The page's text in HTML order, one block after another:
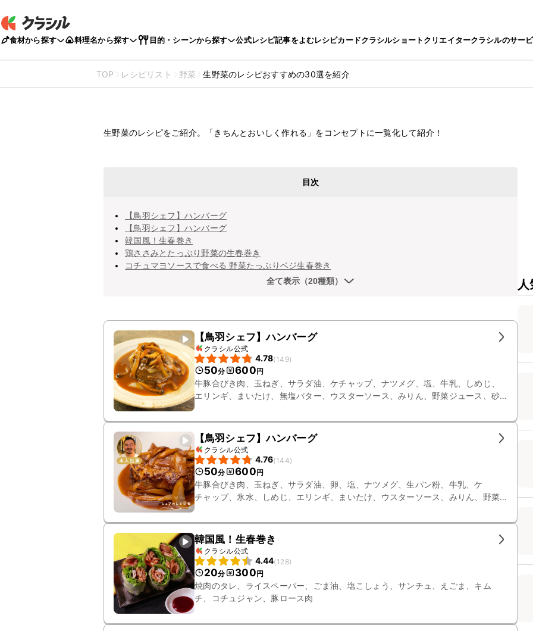
食材から探す 料理名から探す 目的・シーンから探す 公式レシピ記事をよむレシピカードクラシルショートクリエイタークラシルのサー
TOP レシピリスト 野菜 生野菜のレシピおすすめの30選を紹介
生野菜のレシピをご紹介。「きちんとおいしく作れる」をコンセプトに一覧化して紹介！
目次
【鳥羽シェフ】ハンバーグ
【鳥羽シェフ】ハンバーグ
韓国風！生春巻き
鶏ささみとたっぷり野菜の生春巻き
コチュマヨソースで食べる 野菜たっぷりベジ生春巻き
全て表示（20種類）
【鳥羽シェフ】ハンバーグ
クラシル公式
4.78(149)
50分 600円
牛豚合びき肉、玉ねぎ、サラダ油、ケチャップ、ナツメグ、塩、牛乳、しめじ、
エリンギ、まいたけ、無塩バター、ウスターソース、みりん、野菜ジュース、砂
【鳥羽シェフ】ハンバーグ
クラシル公式
4.76(144)
50分 600円
牛豚合びき肉、玉ねぎ、サラダ油、卵、塩、ナツメグ、生パン粉、牛乳、ケ
チャップ、氷水、しめじ、エリンギ、まいたけ、ウスターソース、みりん、野菜
韓国風！生春巻き
クラシル公式
4.44(128)
20分 300円
焼肉のタレ、ライスペーパー、ごま油、塩こしょう、サンチュ、えごま、キム
チ、コチュジャン、豚ロース肉